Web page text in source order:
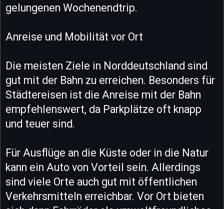
gelungenen Wochenendtrip.
Anreise und Mobilität vor Ort
Die meisten Ziele in Norddeutschland sind
gut mit der Bahn zu erreichen. Besonders für
Städtereisen ist die Anreise mit der Bahn
empfehlenswert, da Parkplätze oft knapp
und teuer sind.
Für Ausflüge an die Küste oder in die Natur
kann ein Auto von Vorteil sein. Allerdings
sind viele Orte auch gut mit öffentlichen
Verkehrsmitteln erreichbar. Vor Ort bieten